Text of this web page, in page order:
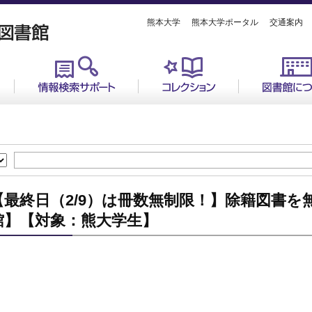
熊本大学 熊本大学ポータル 交通案内
最終日（2/9）は冊数無制限！】除籍図書を
】【対象：熊大学生】